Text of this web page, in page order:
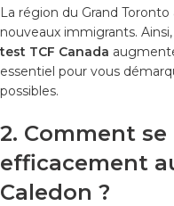
La région du Grand
nouveaux immigrants.
test TCF Canada
essentiel pour vous
possibles.
2. Comment
efficacement
Caledon ?